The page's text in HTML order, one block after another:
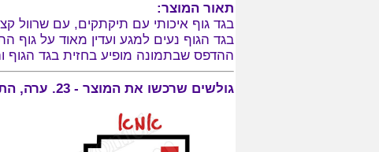
תאור המוצר:
בגד גוף איכותי עם תיקתקים, עם שרוול
בגד הגוף נעים למגע ועדין מאוד על גוף
ההדפס שבתמונה מופיע בחזית בגד הגוף
גולשים שרכשו את המוצר - 23. ערה, התעניינו גם במוצרים: